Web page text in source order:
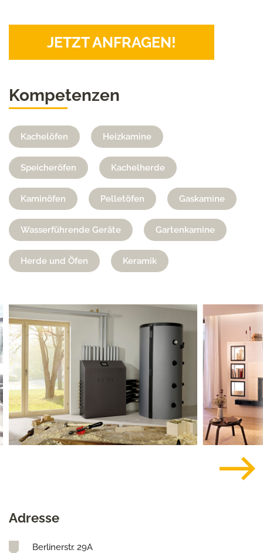
JETZT ANFRAGEN!
Kompetenzen
Kachelöfen Heizkamine
Speicheröfen Kachelherde
Kaminöfen Pelletöfen Gaskamine
Wasserführende Geräte Gartenkamine
Herde und Öfen Keramik
Adresse
Berlinerstr. 29A